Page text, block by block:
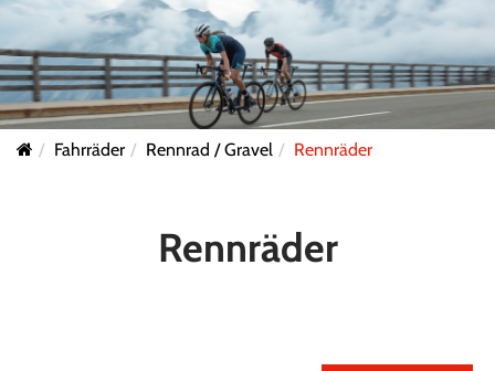
Fahrräder Rennrad / Gravel Rennräder
Rennräder